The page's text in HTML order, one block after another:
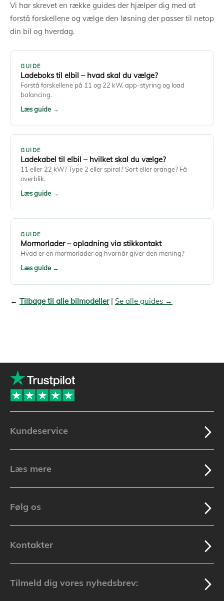
Vi har skrevet en række guides der hjælper dig med at
forstå forskellene og vælge den løsning der passer til netop
din bil og hverdag.
GUIDE
Ladeboks til elbil – hvad skal du vælge?
Forstå forskellene på 11 og 22 kW, app-styring og load
balancing.
Læs guide →
GUIDE
Ladekabel til elbil – hvilket skal du vælge?
11 eller 22 kW? Type 2 eller spiral? Sort eller orange? Få
overblik.
Læs guide →
GUIDE
Mormorlader – opladning via stikkontakt
Hvad er en mormorlader og hvornår giver den mening?
Læs guide →
← Tilbage til alle bilmodeller| Se alle guides →
Kundeservice
Læs mere
Følg os
Kontakter
Tilmeld dig vores nyhedsbrev: